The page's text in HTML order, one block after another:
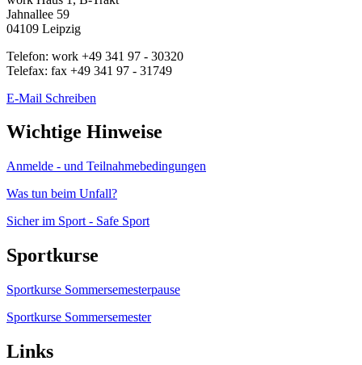
Jahnallee 59
04109 Leipzig
Telefon: work +49 341 97 - 30320
Telefax: fax +49 341 97 - 31749
E-Mail Schreiben
Wichtige Hinweise
Anmelde - und Teilnahmebedingungen
Was tun beim Unfall?
Sicher im Sport - Safe Sport
Sportkurse
Sportkurse Sommersemesterpause
Sportkurse Sommersemester
Links